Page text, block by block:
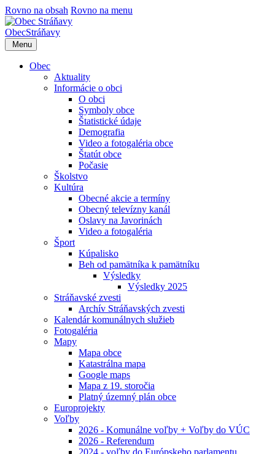
Rovno na obsah Rovno na menu
ObecStráňavy
Menu
Obec
Aktuality
Informácie o obci
O obci
Symboly obce
Štatistické údaje
Demografia
Video a fotogaléria obce
Štatút obce
Počasie
Školstvo
Kultúra
Obecné akcie a termíny
Obecný televízny kanál
Oslavy na Javorinách
Video a fotogaléria
Šport
Kúpalisko
Beh od pamätníka k pamätníku
Výsledky
Výsledky 2025
Stráňavské zvesti
Archív Stráňavských zvesti
Kalendár komunálnych služieb
Fotogaléria
Mapy
Mapa obce
Katastrálna mapa
Google maps
Mapa z 19. storočia
Platný územný plán obce
Europrojekty
Voľby
2026 - Komunálne voľby + Voľby do VÚC
2026 - Referendum
2024 - voľby do Európskeho parlamentu